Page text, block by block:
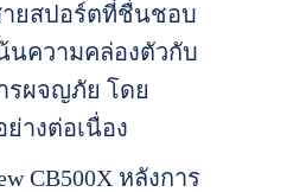
ายสปอร์ตที่ชื่นชอบ
นความคล่องตัวกับ
รผจญภัย โดย
างต่อเนื่อง
CB500X หลังการ